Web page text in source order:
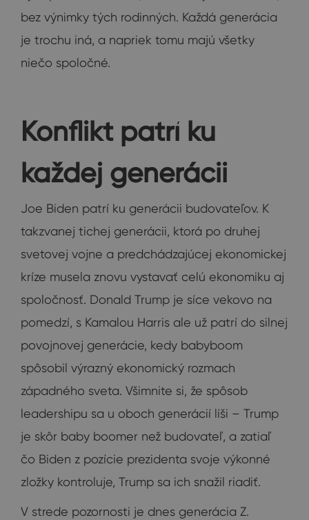
bez výnimky tých rodinných. Každá generácia
je trochu iná, a napriek tomu majú všetky
niečo spoločné.
Konflikt patrí ku
každej generácii
Joe Biden patrí ku generácii budovateľov. K
takzvanej tichej generácii, ktorá po druhej
svetovej vojne a predchádzajúcej ekonomickej
kríze musela znovu vystavať celú ekonomiku aj
spoločnosť. Donald Trump je síce vekovo na
pomedzí, s Kamalou Harris ale už patrí do silnej
povojnovej generácie, kedy babyboom
spôsobil výrazný ekonomický rozmach
západného sveta. Všimnite si, že spôsob
leadershipu sa u oboch generácií líši – Trump
je skôr baby boomer než budovateľ, a zatiaľ
čo Biden z pozície prezidenta svoje výkonné
zložky kontroluje, Trump sa ich snažil riadiť.
V strede pozornosti je dnes generácia Z.